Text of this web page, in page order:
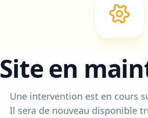
Site en
Une intervention est en cours
Il sera de nouveau disponible